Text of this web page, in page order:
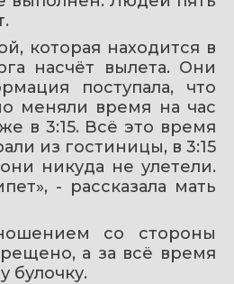
которая находится в
насчёт вылета. Они
поступала, что
меняли время на час
в 3:15. Всё это время
из гостиницы, в 3:15
никуда не улетели.
- рассказала мать
со стороны
а за всё время
булочку.